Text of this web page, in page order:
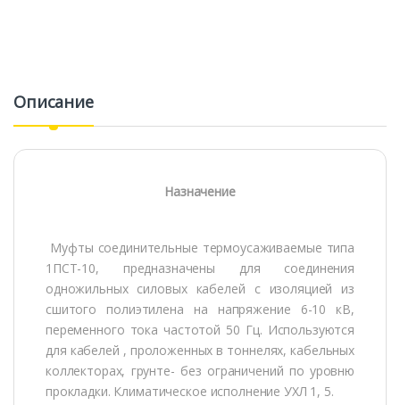
Описание
Назначение
Муфты соединительные термоусаживаемые типа
1ПСТ-10, предназначены для соединения
одножильных силовых кабелей с изоляцией из
сшитого полиэтилена на напряжение 6-10 кВ,
переменного тока частотой 50 Гц. Используются
для кабелей , проложенных в тоннелях, кабельных
коллекторах, грунте- без ограничений по уровню
прокладки. Климатическое исполнение УХЛ 1, 5.